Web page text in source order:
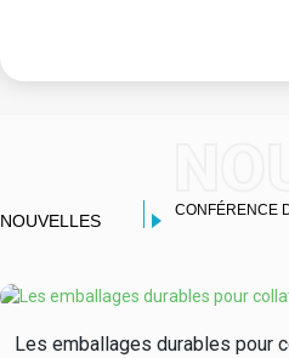
NOUVELLES
CONFÉRENCE
Les emballages durables pour